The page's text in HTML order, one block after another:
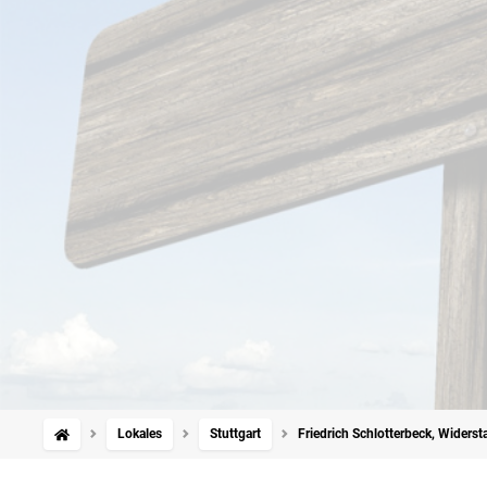
Lokales Stuttgart Friedrich Schlotterbeck,